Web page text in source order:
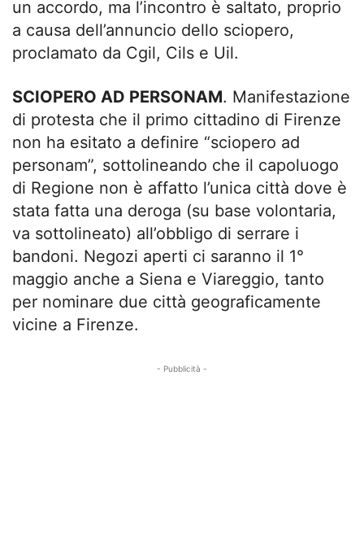
un accordo, ma l’incontro è saltato, proprio
a causa dell’annuncio dello sciopero,
proclamato da Cgil, Cils e Uil.
SCIOPERO AD PERSONAM. Manifestazione
di protesta che il primo cittadino di Firenze
non ha esitato a definire “sciopero ad
personam”, sottolineando che il capoluogo
di Regione non è affatto l’unica città dove è
stata fatta una deroga (su base volontaria,
va sottolineato) all’obbligo di serrare i
bandoni. Negozi aperti ci saranno il 1°
maggio anche a Siena e Viareggio, tanto
per nominare due città geograficamente
vicine a Firenze.
- Pubblicità -